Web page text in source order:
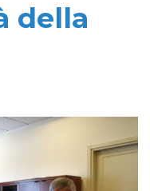
della